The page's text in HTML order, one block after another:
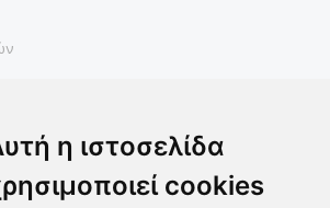
η ιστοσελίδα
cookies